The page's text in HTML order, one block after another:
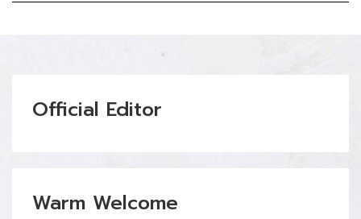
Official Editor
Warm Welcome